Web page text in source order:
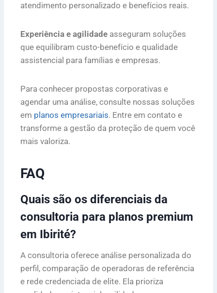
atendimento personalizado e benefícios reais.
Experiência e agilidade asseguram soluções
que equilibram custo-benefício e qualidade
assistencial para famílias e empresas.
Para conhecer propostas corporativas e
agendar uma análise, consulte nossas soluções
em planos empresariais. Entre em contato e
transforme a gestão da proteção de quem você
mais valoriza.
FAQ
Quais são os diferenciais da
consultoria para planos premium
em Ibirité?
A consultoria oferece análise personalizada do
perfil, comparação de operadoras de referência
e rede credenciada de elite. Ela prioriza